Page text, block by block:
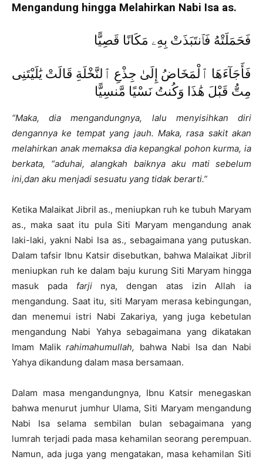
Mengandung hingga Melahirkan Nabi Isa as.
فَحَمَلَتْهُ فَٱنتَبَذَتْ بِهِۦ مَكَانًا قَصِيًّا
فَأَجَآءَهَا ٱلْمَخَاضُ إِلَىٰ جِذْعِ ٱلنَّخْلَةِ قَالَتْ يَٰلَيْتَنِى
مِتُّ قَبْلَ هَٰذَا وَكُنتُ نَسْيًا مَّنسِيًّا
“Maka, dia mengandungnya, lalu menyisihkan diri
dengannya ke tempat yang jauh. Maka, rasa sakit akan
melahirkan anak memaksa dia kepangkal pohon kurma, ia
berkata, “aduhai, alangkah baiknya aku mati sebelum
ini,dan aku menjadi sesuatu yang tidak berarti.”
Ketika Malaikat Jibril as., meniupkan ruh ke tubuh Maryam
as., maka saat itu pula Siti Maryam mengandung anak
laki-laki, yakni Nabi Isa as., sebagaimana yang putuskan.
Dalam tafsir Ibnu Katsir disebutkan, bahwa Malaikat Jibril
meniupkan ruh ke dalam baju kurung Siti Maryam hingga
masuk pada farjinya, dengan atas izin Allah ia
mengandung. Saat itu, siti Maryam merasa kebingungan,
dan menemui istri Nabi Zakariya, yang juga kebetulan
mengandung Nabi Yahya sebagaimana yang dikatakan
Imam Malikrahimahumullah, bahwa Nabi Isa dan Nabi
Yahya dikandung dalam masa bersamaan.
Dalam masa mengandungnya, Ibnu Katsir menegaskan
bahwa menurut jumhur Ulama, Siti Maryam mengandung
Nabi Isa selama sembilan bulan sebagaimana yang
lumrah terjadi pada masa kehamilan seorang perempuan.
Namun, ada juga yang mengatakan, masa kehamilan Siti